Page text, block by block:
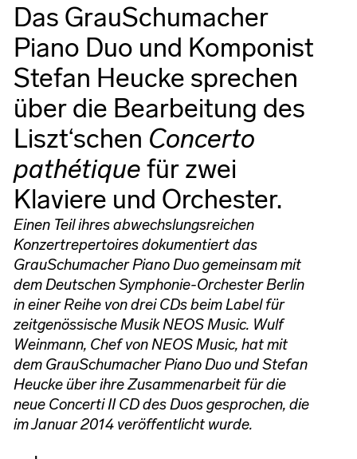
Das GrauSchumacher
Piano Duo und Komponist
Stefan Heucke sprechen
über die Bearbeitung des
Liszt‘schen Concerto
pathétique für zwei
Klaviere und Orchester.
Einen Teil ihres abwechslungsreichen
Konzertrepertoires dokumentiert das
GrauSchumacher Piano Duo gemeinsam mit
dem Deutschen Symphonie-Orchester Berlin
in einer Reihe von drei CDs beim Label für
zeitgenössische Musik NEOS Music. Wulf
Weinmann, Chef von NEOS Music, hat mit
dem GrauSchumacher Piano Duo und Stefan
Heucke über ihre Zusammenarbeit für die
neue Concerti II CD des Duos gesprochen, die
im Januar 2014 veröffentlicht wurde.